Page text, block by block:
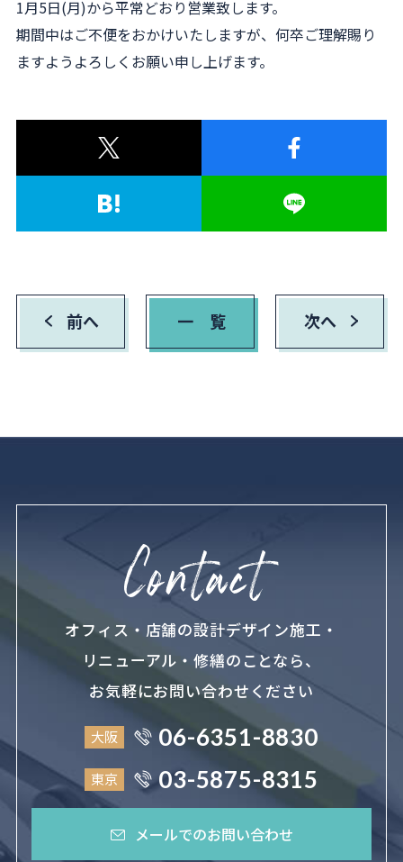
1月5日(月)から平常どおり営業致します。
期間中はご不便をおかけいたしますが、何卒ご理解賜り
ますようよろしくお願い申し上げます。
前へ 一 覧 次へ
オフィス・店舗の設計デザイン施工・
リニューアル・修繕のことなら、
お気軽にお問い合わせください
大阪 06-6351-8830
東京 03-5875-8315
メールでのお問い合わせ